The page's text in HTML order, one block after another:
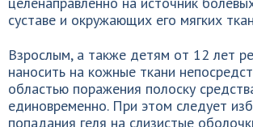
суставе и окружающих его мягких
Взрослым, а также детям от 12 лет
наносить на кожные ткани
областью поражения полоску
единовременно. При этом следует
попадания геля на слизистые